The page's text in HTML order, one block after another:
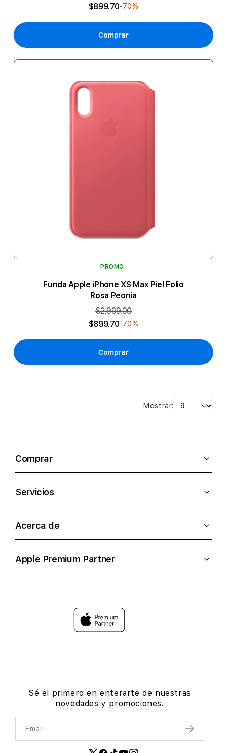
$899.70-70%
Comprar
PROMO
Funda Apple iPhone XS Max Piel Folio
Rosa Peonia
$2,999.00
$899.70-70%
Comprar
Mostrar:
Comprar
Servicios
Acerca de
Apple Premium Partner
Sé el primero en enterarte de nuestras
novedades y promociones.
Email